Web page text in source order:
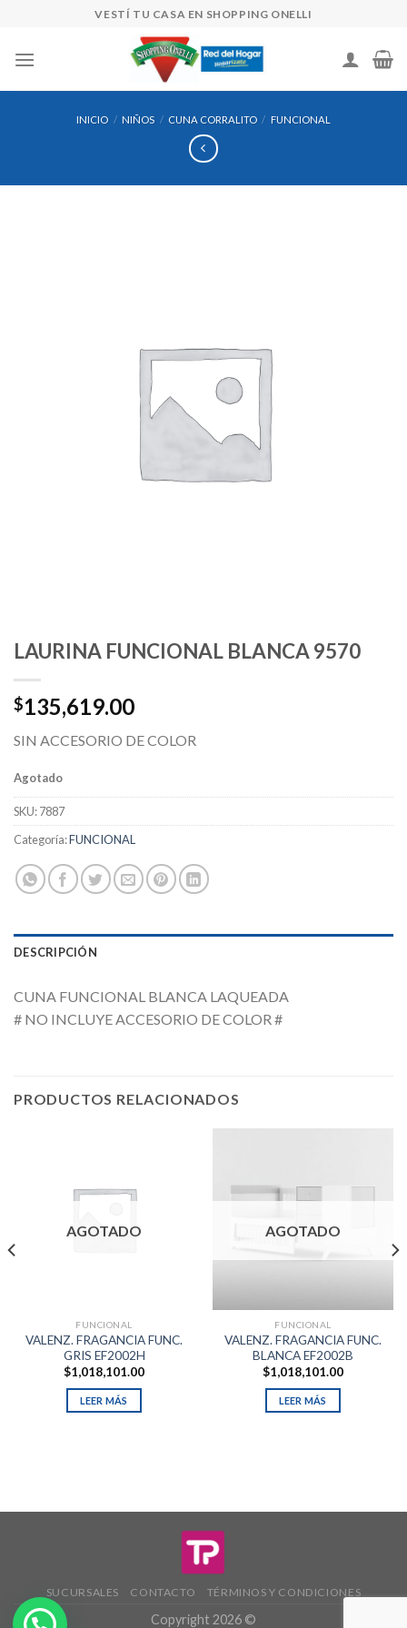
content
VESTÍ TU CASA EN SHOPPING ONELLI
INICIO / NIÑOS / CUNA CORRALITO / FUNCIONAL
LAURINA FUNCIONAL BLANCA 9570
$135,619.00
SIN ACCESORIO DE COLOR
Agotado
SKU:7887
Categoría:FUNCIONAL
DESCRIPCIÓN
CUNA FUNCIONAL BLANCA LAQUEADA
# NO INCLUYE ACCESORIO DE COLOR #
PRODUCTOS RELACIONADOS
AGOTADO
FUNCIONAL
VALENZ. FRAGANCIA FUNC.
GRIS EF2002H
$1,018,101.00
LEER MÁS
AGOTADO
FUNCIONAL
VALENZ. FRAGANCIA FUNC.
BLANCA EF2002B
$1,018,101.00
LEER MÁS
SUCURSALES CONTACTO TÉRMINOS Y CONDICIONES
Copyright 2026 ©